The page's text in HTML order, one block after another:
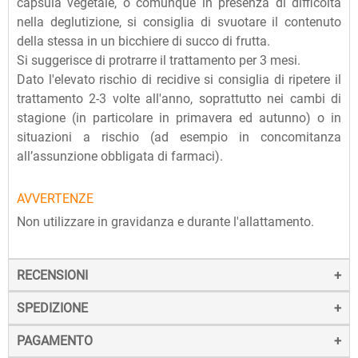
nella deglutizione, si consiglia di svuotare il contenuto
della stessa in un bicchiere di succo di frutta.
Si suggerisce di protrarre il trattamento per 3 mesi.
Dato l'elevato rischio di recidive si consiglia di ripetere il
trattamento 2-3 volte all'anno, soprattutto nei cambi di
stagione (in particolare in primavera ed autunno) o in
situazioni a rischio (ad esempio in concomitanza
all’assunzione obbligata di farmaci).
AVVERTENZE
Non utilizzare in gravidanza e durante l'allattamento.
RECENSIONI
SPEDIZIONE
La spedizione dei prodotti avviene entro 24 ore dall'ordine
PAGAMENTO